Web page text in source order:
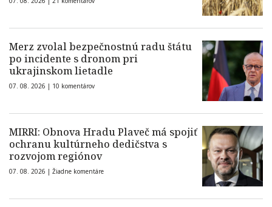
Merz zvolal bezpečnostnú radu štátu
po incidente s dronom pri
ukrajinskom lietadle
07. 08. 2026 | 10 komentárov
MIRRI: Obnova Hradu Plaveč má spojiť
ochranu kultúrneho dedičstva s
rozvojom regiónov
07. 08. 2026 | Žiadne komentáre